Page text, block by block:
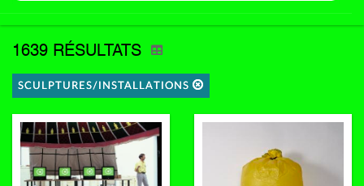
1639 RÉSULTATS
SCULPTURES/INSTALLATIONS